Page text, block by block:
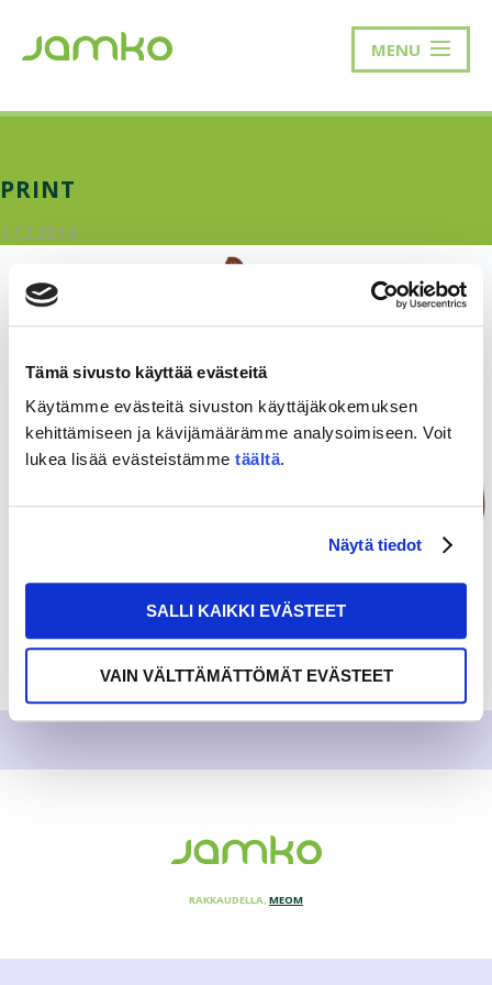
Tämä sivusto käyttää evästeitä
Käytämme evästeitä sivuston käyttäjäkokemuksen
kehittämiseen ja kävijämäärämme analysoimiseen. Voit
lukea lisää evästeistämme täältä.
Näytä tiedot
SALLI KAIKKI EVÄSTEET
VAIN VÄLTTÄMÄTTÖMÄT EVÄSTEET
MENU
PRINT
1.12.2014
RAKKAUDELLA, MEOM